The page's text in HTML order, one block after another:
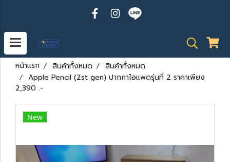
หน้าแรก สินค้าทั้งหมด
สินค้าทั้งหมด
Apple Pencil (2st gen) ปากกาไอแพดรุ่นที่ 2 ราคาเพียง
2,390 .-
New